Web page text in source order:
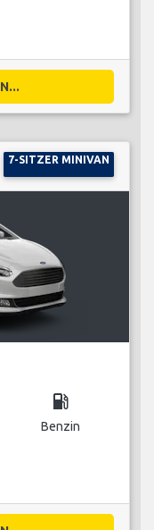
7-SITZER MINIVAN
local_gas_station
Benzin